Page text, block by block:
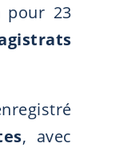
pour 23
, avec